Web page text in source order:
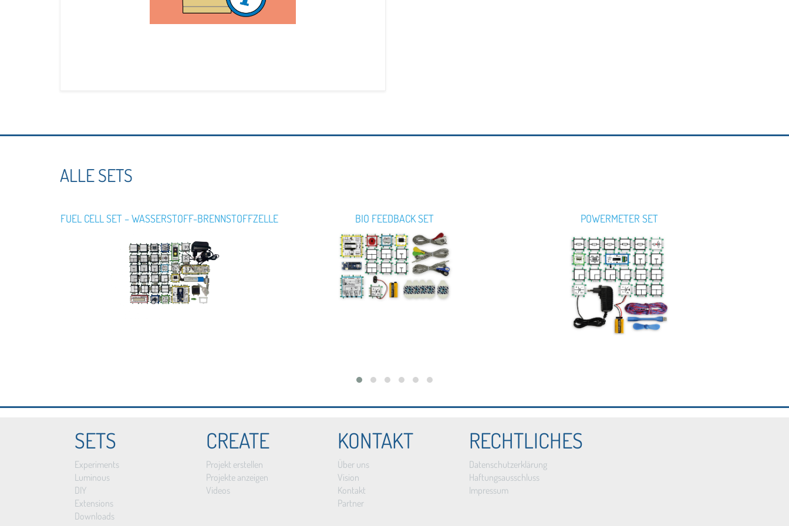
ALLE SETS
FUEL CELL SET – WASSERSTOFF-BRENNSTOFFZELLE BIO FEEDBACK SET POWERMETER SET
SETS
Experiments
Luminous
DIY
Extensions
Downloads
CREATE
Projekt erstellen
Projekte anzeigen
Videos
KONTAKT
Über uns
Vision
Kontakt
Partner
RECHTLICHES
Datenschutzerklärung
Haftungsausschluss
Impressum